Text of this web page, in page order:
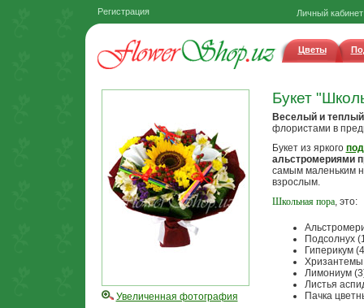
Регистрация Личный кабинет
Цветы
Увеличенная фотография
Букет
Веселый и
флористами в
Букет из яркого
альстромериями
самым маленьким
взрослым.
Школьная пора, это:
Подсолнух
Гиперикум
Хризантемы
Лимониум
Листья
Пачка